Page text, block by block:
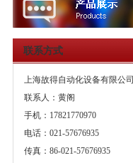
联系方式
上海故得自动化设备有限公司
联系人：黄阁
手机：17821770970
电话：021-57676935
传真：86-021-57676935